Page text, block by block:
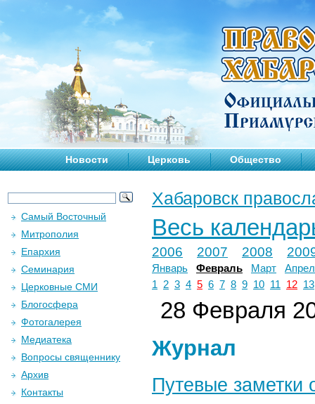
Новости Церковь Общество
Хабаровск
Весь
2006 2007 2008
Январь Февраль Март
1
2 3 4 5 6 7 8 9 10 11 12 13
28 Февраля
Журнал
Путевые заметки
Самый Восточный
Митрополия
Епархия
Семинария
Церковные СМИ
Блогосфера
Фотогалерея
Медиатека
Вопросы священнику
Архив
Контакты